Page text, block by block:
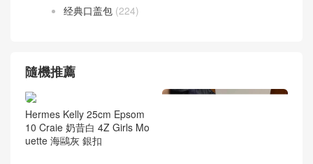
经典口盖包 (224)
隨機推薦
Hermes Kelly 25cm Epsom
10 Craie 奶昔白 4Z Girls Mo
uette 海鷗灰 銀扣